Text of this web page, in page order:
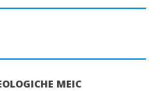
MEIC